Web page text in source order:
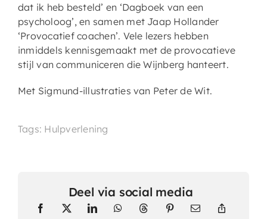
dat ik heb besteld’ en ‘Dagboek van een
psycholoog’, en samen met Jaap Hollander
‘Provocatief coachen’. Vele lezers hebben
inmiddels kennisgemaakt met de provocatieve
stijl van communiceren die Wijnberg hanteert.
Met Sigmund-illustraties van Peter de Wit.
Tags: Hulpverlening
Deel via social media